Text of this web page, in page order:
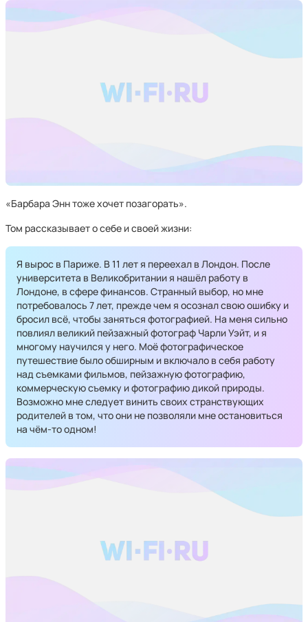
«Барбара Энн тоже хочет позагорать».
Том рассказывает о себе и своей жизни:
Я вырос в Париже. В 11 лет я переехал в Лондон. После
университета в Великобритании я нашёл работу в
Лондоне, в сфере финансов. Странный выбор, но мне
потребовалось 7 лет, прежде чем я осознал свою ошибку и
бросил всё, чтобы заняться фотографией. На меня сильно
повлиял великий пейзажный фотограф Чарли Уэйт, и я
многому научился у него. Моё фотографическое
путешествие было обширным и включало в себя работу
над съемками фильмов, пейзажную фотографию,
коммерческую съемку и фотографию дикой природы.
Возможно мне следует винить своих странствующих
родителей в том, что они не позволяли мне остановиться
на чём-то одном!